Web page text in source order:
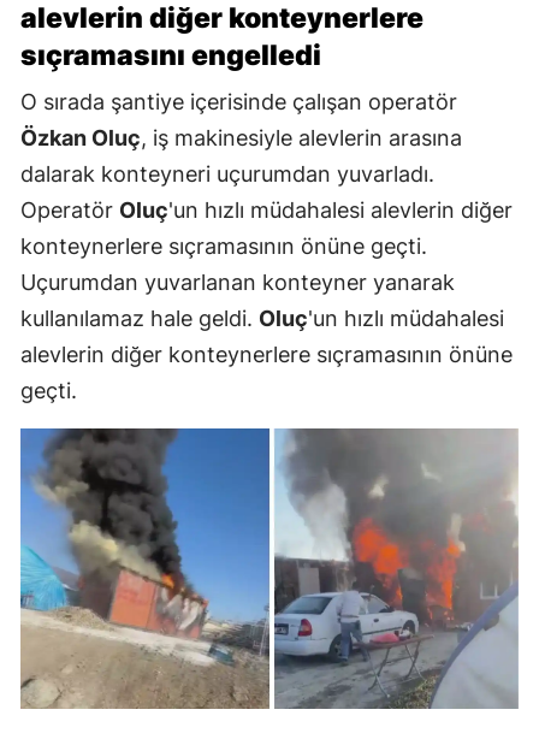
alevlerin diğer konteynerlere
sıçramasını engelledi
O sırada şantiye içerisinde çalışan operatör
Özkan Oluç, iş makinesiyle alevlerin arasına
dalarak konteyneri uçurumdan yuvarladı.
Operatör Oluç'un hızlı müdahalesi alevlerin diğer
konteynerlere sıçramasının önüne geçti.
Uçurumdan yuvarlanan konteyner yanarak
kullanılamaz hale geldi. Oluç'un hızlı müdahalesi
alevlerin diğer konteynerlere sıçramasının önüne
geçti.